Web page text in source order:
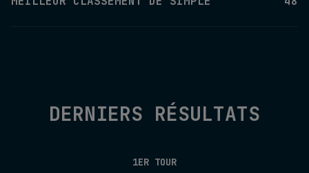
DERNIERS RÉSULTATS
1ER TOUR